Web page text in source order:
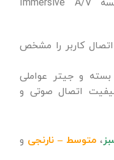
کننده نشان می دهد که جلسه Immersive A/V
کاربر را مشخص
و جیتر عواملی
اتصال صوتی و
،متوسط – نارنجی و